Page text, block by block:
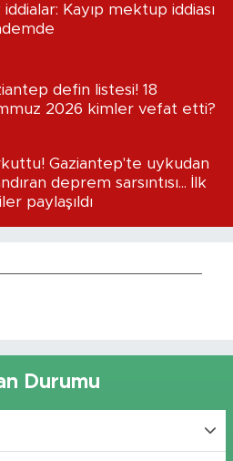
iddialar: Kayıp mektup iddiası
defin listesi! 18
2026 kimler vefat etti?
Gaziantep'te uykudan
deprem sarsıntısı... İlk
paylaşıldı
Durumu